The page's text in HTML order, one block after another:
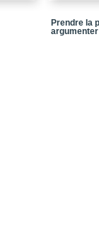
Prendre la
argumenter